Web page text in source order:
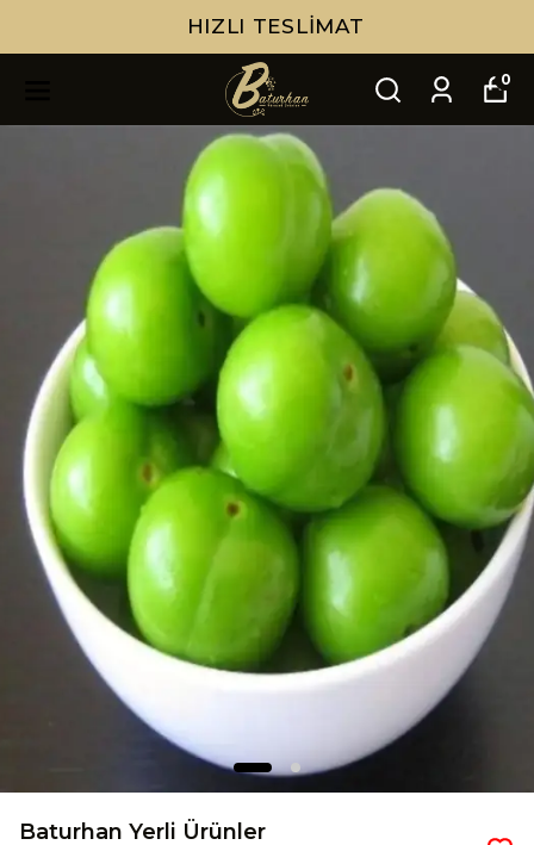
HIZLI TESLIMAT
0
Baturhan Yerli Ürünler